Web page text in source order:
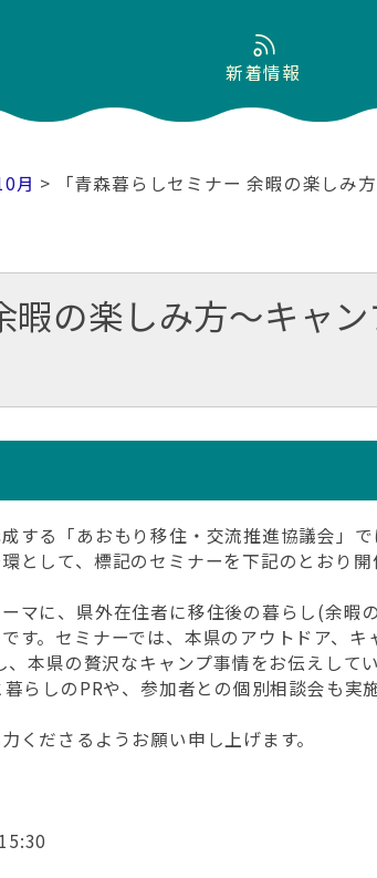
新着情報
月 > 「青森暮らしセミナー 余暇の楽しみ
暇の楽しみ方～キャ
する「あおもり移住・交流推進協議会」
として、標記のセミナーを下記のとおり開
マに、県外在住者に移住後の暮らし(余暇
す。セミナーでは、本県のアウトドア、キ
本県の贅沢なキャンプ事情をお伝えしてい
らしのPRや、参加者との個別相談会も実
くださるようお願い申し上げます。